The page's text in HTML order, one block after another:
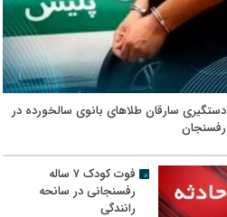
دستگیری سارقان طلاهای بانوی سالخورده در
رفسنجان
فوت کودک ۷ ساله
رفسنجانی در سانحه
رانندگی